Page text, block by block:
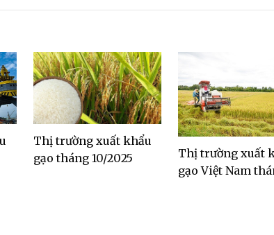
Thị trường xuất khẩu
gạo tháng 10/2025
Thị trường xuất
gạo Việt Nam